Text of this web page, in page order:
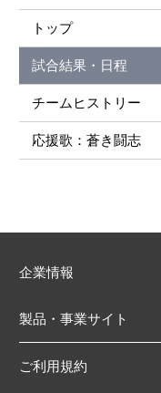
トップ
試合結果・日程
チームヒストリー
応援歌：蒼き闘志
企業情報
製品・事業サイト
ご利用規約